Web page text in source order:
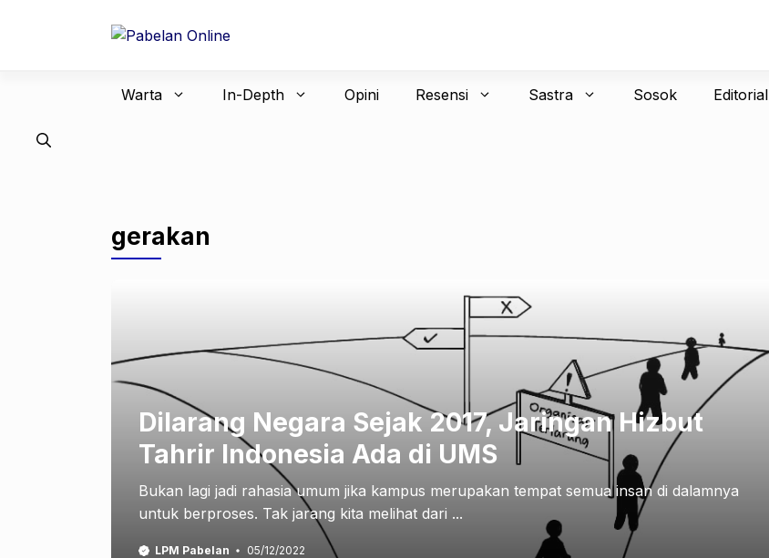
Warta In-Depth Opini Resensi Sastra Sosok Editorial
gerakan
Dilarang Negara Sejak 2017, Jaringan Hizbut
Tahrir Indonesia Ada di UMS
Bukan lagi jadi rahasia umum jika kampus merupakan tempat semua insan di dalamnya
untuk berproses. Tak jarang kita melihat dari ...
LPM Pabelan 05/12/2022